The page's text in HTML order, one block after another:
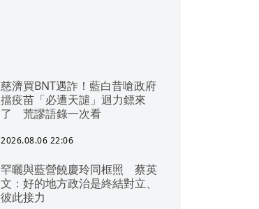
慈濟買BNT遇詐！藍白昔嗆政府
擋疫苗「必遭天譴」迴力鏢來
了 荒謬語錄一次看
2026.08.06 22:06
罕曬與藍營饒慶玲同框照 蔡英
文：好的地方政治是終結對立、
彼此接力